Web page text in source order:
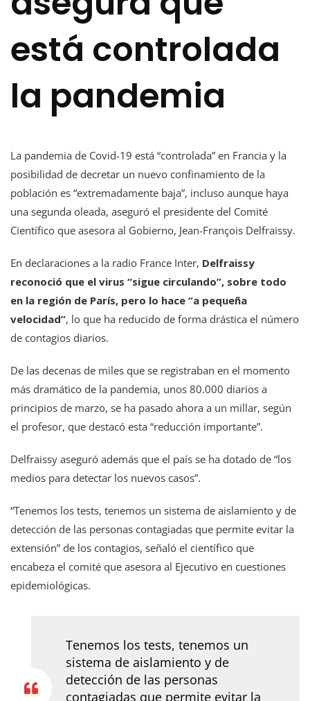
está controlada
la pandemia
La pandemia de Covid-19 está “controlada” en Francia y la
posibilidad de decretar un nuevo confinamiento de la
población es “extremadamente baja”, incluso aunque haya
una segunda oleada, aseguró el presidente del Comité
Científico que asesora al Gobierno, Jean-François Delfraissy.
En declaraciones a la radio France Inter, Delfraissy
reconoció que el virus “sigue circulando”, sobre todo
en la región de París, pero lo hace “a pequeña
velocidad”, lo que ha reducido de forma drástica el número
de contagios diarios.
De las decenas de miles que se registraban en el momento
más dramático de la pandemia, unos 80.000 diarios a
principios de marzo, se ha pasado ahora a un millar, según
el profesor, que destacó esta “reducción importante”.
Delfraissy aseguró además que el país se ha dotado de “los
medios para detectar los nuevos casos”.
“Tenemos los tests, tenemos un sistema de aislamiento y de
detección de las personas contagiadas que permite evitar la
extensión” de los contagios, señaló el científico que
encabeza el comité que asesora al Ejecutivo en cuestiones
epidemiológicas.
Tenemos los tests, tenemos un
sistema de aislamiento y de
detección de las personas
contagiadas que permite evitar la